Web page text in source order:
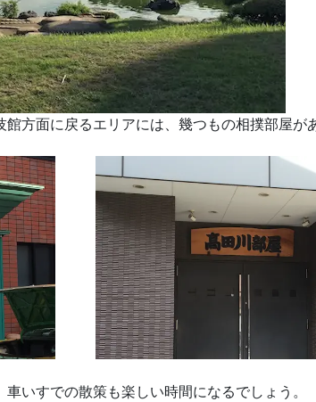
方面に戻るエリアには、幾つもの相撲部屋
いすでの散策も楽しい時間になるでしょう。